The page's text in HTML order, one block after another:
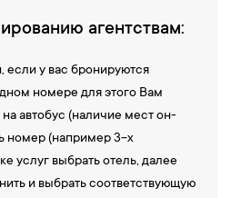
агентствам:
если у вас бронируются
номере для этого Вам
автобус (наличие мест он-
номер (например 3-х
услуг выбрать отель, далее
и выбрать соответствующую